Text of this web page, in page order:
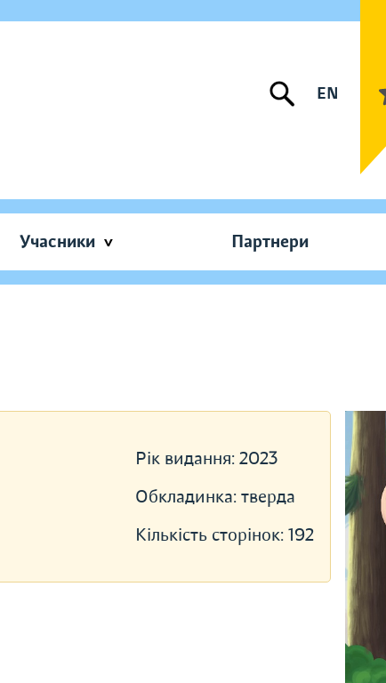
EN
Учасники Партнери
Рік видання: 2023
Обкладинка: тверда
Кількість сторінок: 192